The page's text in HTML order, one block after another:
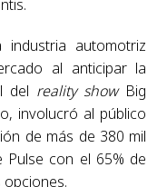
automotriz
al anticipar la
del reality showBig
involucró al público
de más de 380 mil
con el 65% de